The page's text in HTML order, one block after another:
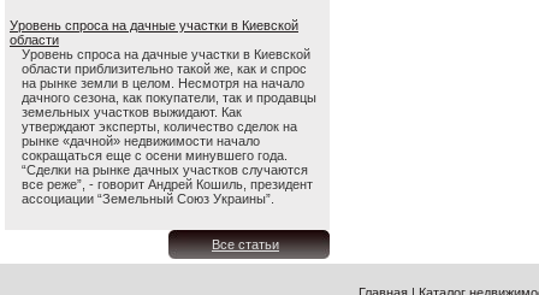
Уровень спроса на дачные участки в Киевской
области
Уровень спроса на дачные участки в Киевской
области приблизительно такой же, как и спрос
на рынке земли в целом. Несмотря на начало
дачного сезона, как покупатели, так и продавцы
земельных участков выжидают. Как
утверждают эксперты, количество сделок на
рынке «дачной» недвижимости начало
сокращаться еще с осени минувшего года.
“Сделки на рынке дачных участков случаются
все реже”, - говорит Андрей Кошиль, президент
ассоциации “Земельный Союз Украины”.
Все статьи